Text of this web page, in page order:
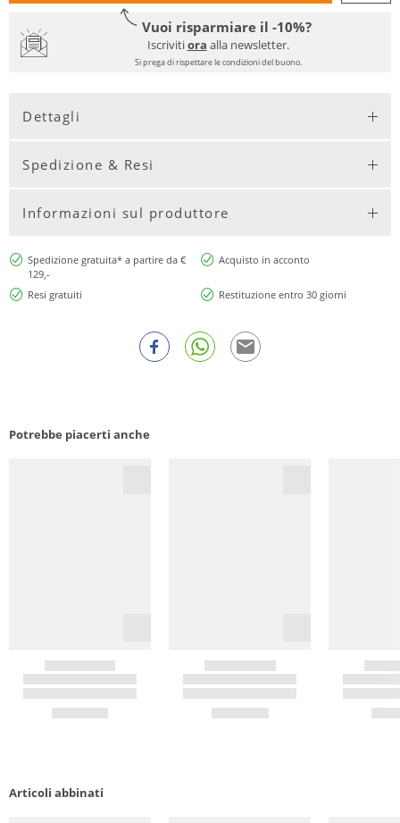
Vuoi risparmiare il -10%?
Iscrivitiora alla newsletter.
Si prega di rispettare le condizioni del buono.
Dettagli
Spedizione & Resi
Informazioni sul produttore
Spedizione gratuita* a partire da €
129,-
Acquisto in acconto
Resi gratuiti Restituzione entro 30 giorni
Potrebbe piacerti anche
Articoli abbinati